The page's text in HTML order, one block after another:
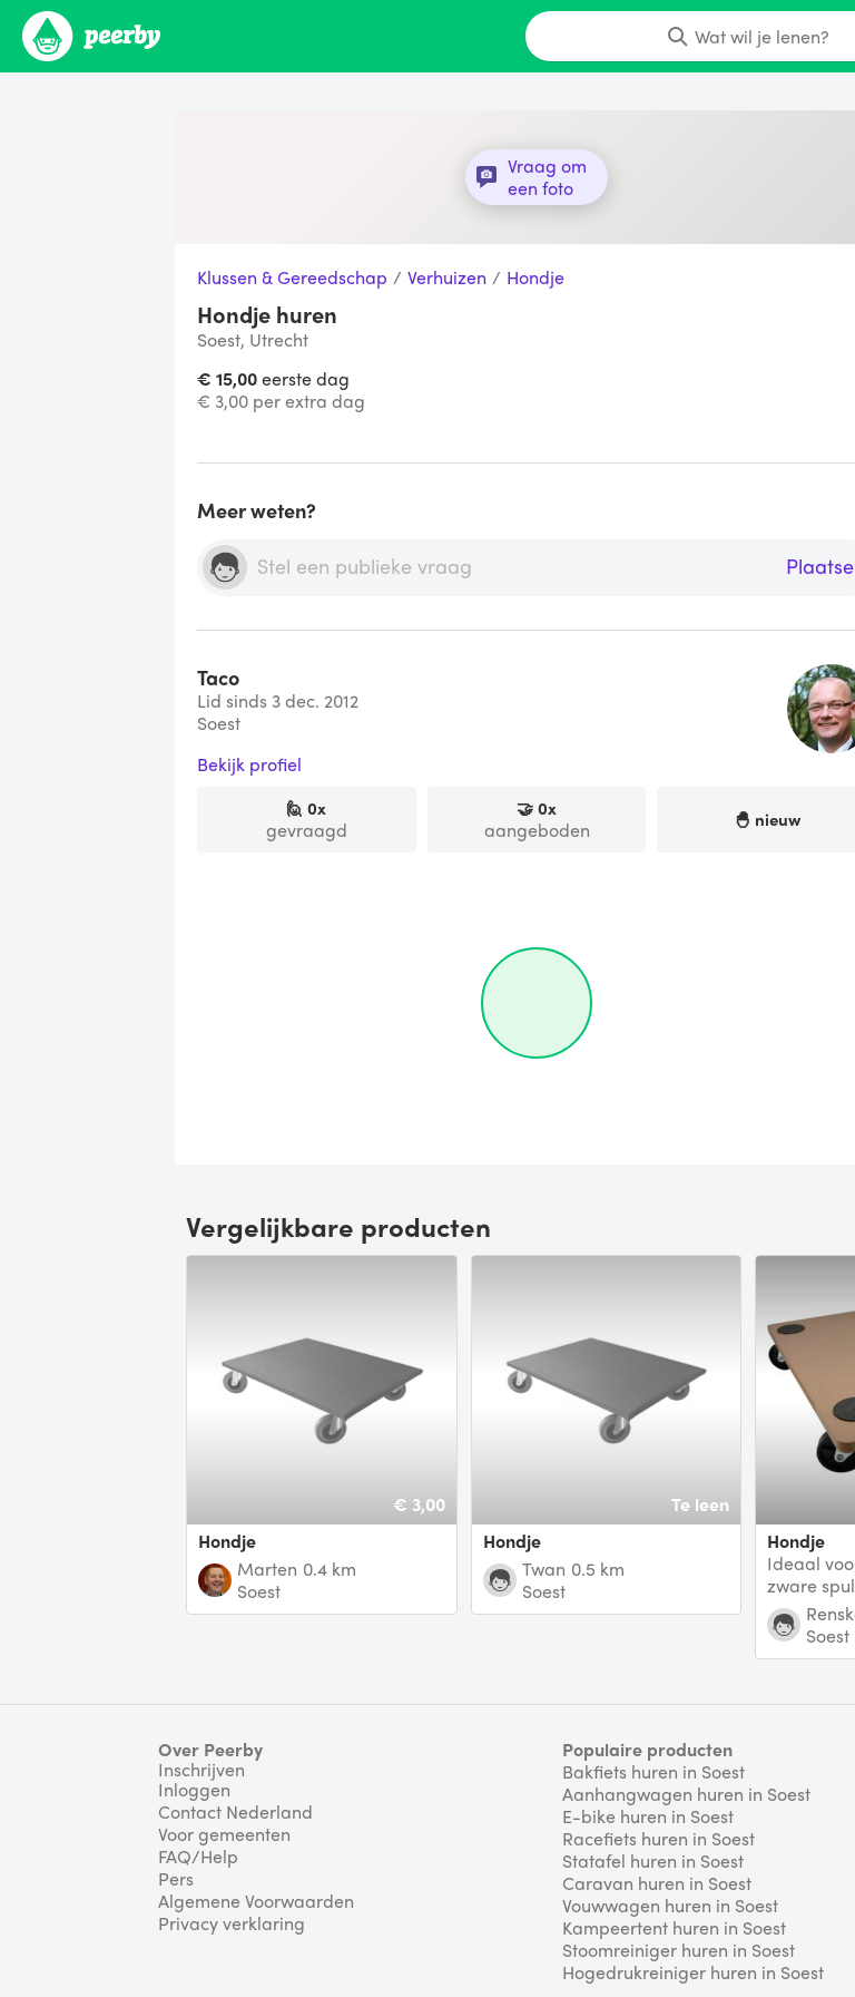
Wat wil je lenen?
Vraag om
een foto
Klussen & Gereedschap / Verhuizen / Hondje
Hondje huren
Soest, Utrecht
€ 15,00eerste dag
€ 3,00 per extra dag
Meer weten?
Taco
Lid sinds 3 dec. 2012
Soest
Bekijk profiel
🙋0x
gevraagd
🤝0x
aangeboden 🐣 nieuw
Vergelijkbare producten
€ 3,00
Hondje
Marten 0.4 km
Soest
Te leen
Hondje
Twan 0.5 km
Soest
Hondje
Ideaal
zware
Soest
Over Peerby
Inschrijven
Inloggen
Contact Nederland
Voor gemeenten
FAQ/Help
Pers
Algemene Voorwaarden
Privacy verklaring
Populaire producten
Bakfiets huren in Soest
Aanhangwagen huren in Soest
E-bike huren in Soest
Racefiets huren in Soest
Statafel huren in Soest
Caravan huren in Soest
Vouwwagen huren in Soest
Kampeertent huren in Soest
Stoomreiniger huren in Soest
Hogedrukreiniger huren in Soest